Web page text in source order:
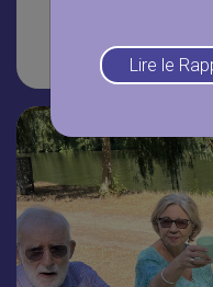
Lire le